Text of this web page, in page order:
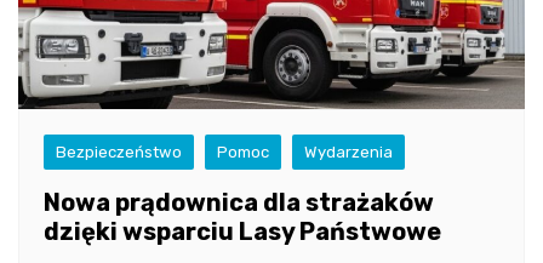
Bezpieczeństwo Pomoc Wydarzenia
Nowa prądownica dla strażaków
dzięki wsparciu Lasy Państwowe